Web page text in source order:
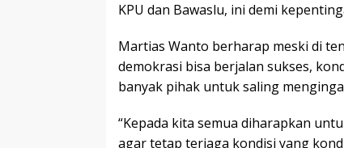
KPU dan Bawaslu, ini demi
Martias Wanto berharap meski di
demokrasi bisa berjalan sukses,
banyak pihak untuk saling
“Kepada kita semua diharapkan
agar tetap terjaga kondisi yang